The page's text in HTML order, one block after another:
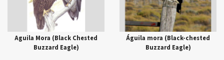
Aguila Mora (Black Chested
Buzzard Eagle)
Águila mora (Black-chested
Buzzard Eagle)